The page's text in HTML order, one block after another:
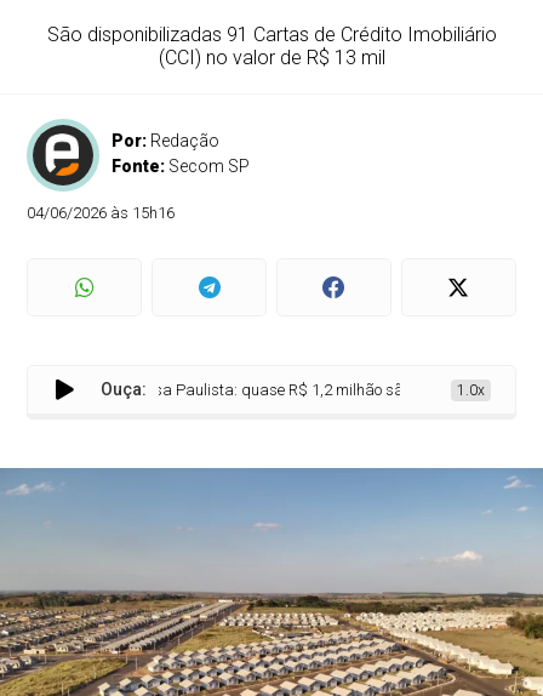
São disponibilizadas 91 Cartas de Crédito Imobiliário
(CCI) no valor de R$ 13 mil
Por: Redação
Fonte: Secom SP
04/06/2026 às 15h16
Ouça:
Feirão Casa Paulista: quase R$ 1,2 milhão são liberados para apoiar
1.0x